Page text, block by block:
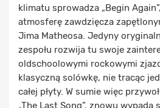
klimatu sprowadza „Begin
atmosferę zawdzięcza
Jima Matheosa. Jedyny
zespołu rozwija tu swoje
oldschoolowymi rockowymi
klasyczną solówkę, nie tracąc
całej płyty. W sumie więc
„The Last Song”, znowu wypada